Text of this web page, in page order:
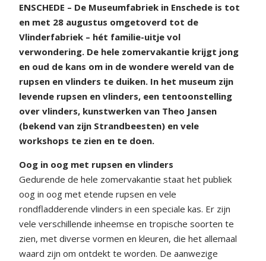
ENSCHEDE – De Museumfabriek in Enschede is tot
en met 28 augustus omgetoverd tot de
Vlinderfabriek – hét familie-uitje vol
verwondering. De hele zomervakantie krijgt jong
en oud de kans om in de wondere wereld van de
rupsen en vlinders te duiken. In het museum zijn
levende rupsen en vlinders, een tentoonstelling
over vlinders, kunstwerken van Theo Jansen
(bekend van zijn Strandbeesten) en vele
workshops te zien en te doen.
Oog in oog met rupsen en vlinders
Gedurende de hele zomervakantie staat het publiek
oog in oog met etende rupsen en vele
rondfladderende vlinders in een speciale kas. Er zijn
vele verschillende inheemse en tropische soorten te
zien, met diverse vormen en kleuren, die het allemaal
waard zijn om ontdekt te worden. De aanwezige